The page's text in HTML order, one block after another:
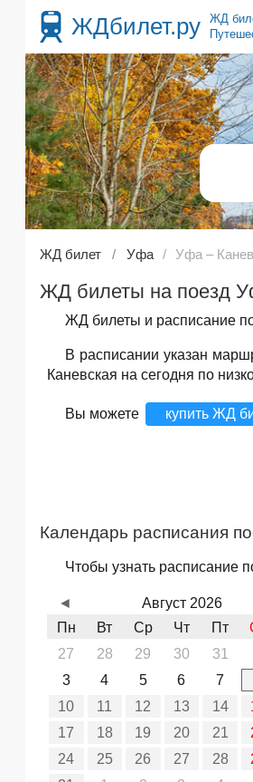
ЖДбилет.ру
ЖД
ЖД билет Уфа Уфа –
ЖД билеты на поезд
ЖД билеты и расписание
В расписании указан
Каневская на сегодня по
Вы можете купить ЖД
Календарь расписания
Чтобы узнать расписание
Август 2026
Пн
Вт Ср Чт Пт
27
28 29 30 31
3
4 5 6 7
10
11 12 13 14
17
18 19 20 21
24
25 26 27 28
◄